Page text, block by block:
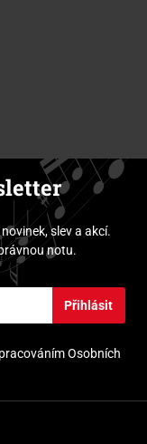
slev a akcí.
notu.
Přihlásit
Osobních